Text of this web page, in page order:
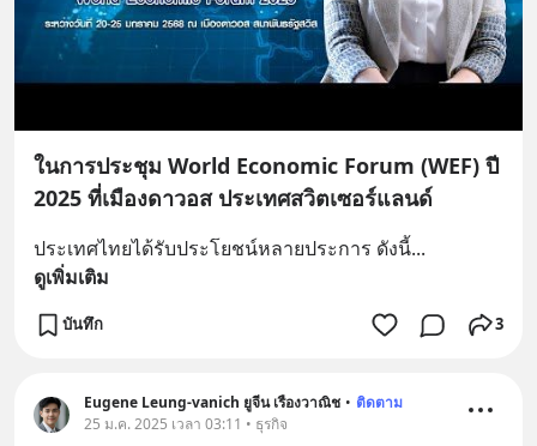
ในการประชุม World Economic Forum (WEF) ปี
2025 ที่เมืองดาวอส ประเทศสวิตเซอร์แลนด์
ประเทศไทยได้รับประโยชน์หลายประการ ดังนี้...
ดูเพิ่มเติม
บันทึก 3
Eugene Leung-vanich ยูจีน เรืองวาณิช • ติดตาม
25 ม.ค. 2025 เวลา 03:11 • ธุรกิจ